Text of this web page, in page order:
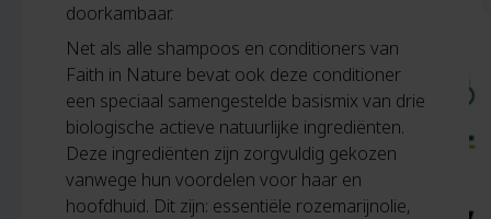
doorkambaar.
Net als alle shampoos en conditioners van
Faith in Nature bevat ook deze conditioner
een speciaal samengestelde basismix van drie
biologische actieve natuurlijke ingrediënten.
Deze ingrediënten zijn zorgvuldig gekozen
vanwege hun voordelen voor haar en
hoofdhuid. Dit zijn: essentiële rozemarijnolie,